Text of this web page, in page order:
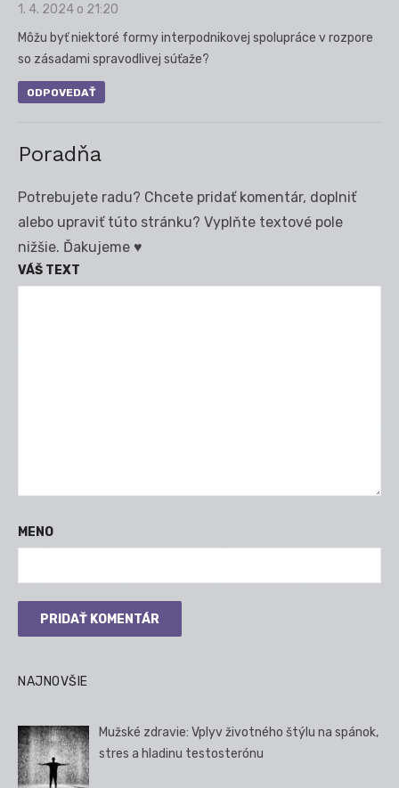
1. 4. 2024 o 21:20
Môžu byť niektoré formy interpodnikovej spolupráce v rozpore
so zásadami spravodlivej súťaže?
ODPOVEDAŤ
Poradňa
Potrebujete radu? Chcete pridať komentár, doplniť
alebo upraviť túto stránku? Vyplňte textové pole
nižšie. Ďakujeme ♥
VÁŠ TEXT
MENO
NAJNOVŠIE
Mužské zdravie: Vplyv životného štýlu na spánok,
stres a hladinu testosterónu